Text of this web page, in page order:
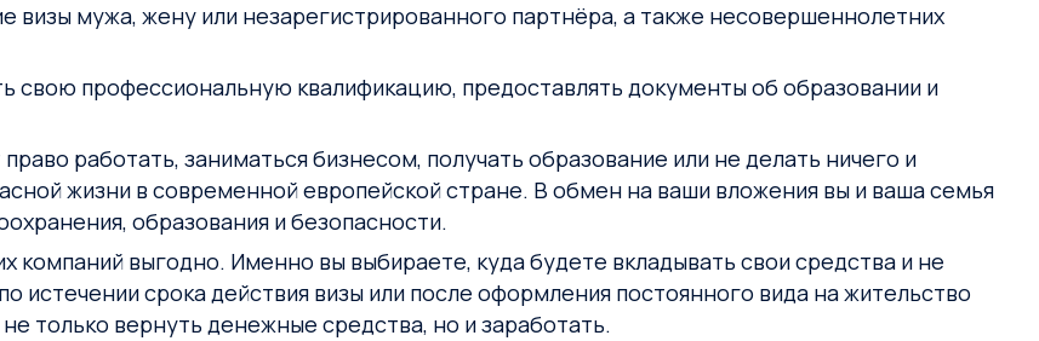
визы мужа, жену или незарегистрированного партнёра, а также несовершеннолетних
свою профессиональную квалификацию, предоставлять документы об образовании и
работать, заниматься бизнесом, получать образование или не делать ничего и
жизни в современной европейской стране. В обмен на ваши вложения вы и ваша семья
образования и безопасности.
компаний выгодно. Именно вы выбираете, куда будете вкладывать свои средства и не
истечении срока действия визы или после оформления постоянного вида на жительство
только вернуть денежные средства, но и заработать.